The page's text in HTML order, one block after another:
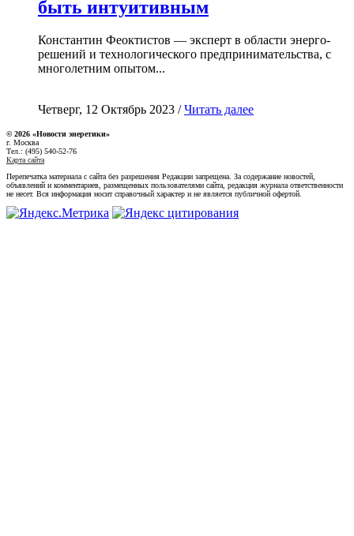
быть интуитивным
Константин Феоктистов — эксперт в области энерго-
решений и технологического предпринимательства, с
многолетним опытом...
Четверг, 12 Октябрь 2023 /Читать далее
© 2026 «Новости энеретики»
г. Москва
Тел.: (495) 540-52-76
Карта сайта
Перепечатка материала с сайта без разрешения Редакции запрещена. За содержание новостей,
объявлений и комментариев, размещенных пользователями сайта, редакция журнала ответственности
не несет. Вся информация носит справочный характер и не является публичной офертой.